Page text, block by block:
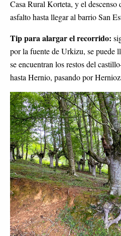
Casa Rural Korteta, y el descenso
asfalto hasta llegar al barrio San
Tip para alargar el recorrido:
por la fuente de Urkizu, se puede
se encuentran los restos del
hasta Hernio, pasando por